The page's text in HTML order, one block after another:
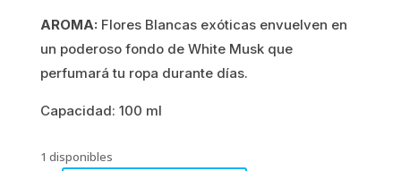
AROMA: Flores Blancas exóticas envuelven en
un poderoso fondo de White Musk que
perfumará tu ropa durante días.
Capacidad: 100 ml
1 disponibles